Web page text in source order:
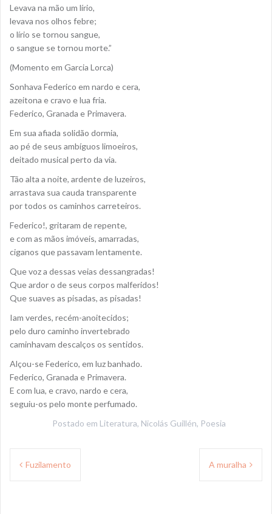
Levava na mão um lírio,
levava nos olhos febre;
o lírio se tornou sangue,
o sangue se tornou morte.”
(Momento em Garcia Lorca)
Sonhava Federico em nardo e cera,
azeitona e cravo e lua fria.
Federico, Granada e Primavera.
Em sua afiada solidão dormia,
ao pé de seus ambíguos limoeiros,
deitado musical perto da via.
Tão alta a noite, ardente de luzeiros,
arrastava sua cauda transparente
por todos os caminhos carreteiros.
Federico!, gritaram de repente,
e com as mãos imóveis, amarradas,
ciganos que passavam lentamente.
Que voz a dessas veias dessangradas!
Que ardor o de seus corpos malferidos!
Que suaves as pisadas, as pisadas!
Iam verdes, recém-anoitecidos;
pelo duro caminho invertebrado
caminhavam descalços os sentidos.
Alçou-se Federico, em luz banhado.
Federico, Granada e Primavera.
E com lua, e cravo, nardo e cera,
seguiu-os pelo monte perfumado.
Postado em Literatura, Nicolás Guillén, Poesia
Navegação
Fuzilamento A muralha